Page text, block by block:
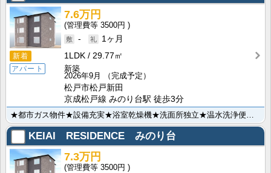
新着
アパート
7.6万円
3500円
-
1ヶ月
1LDK
29.77㎡
新築
2026年9月
（完成予定）
松戸市松戸新田
京成松戸線 みのり台駅 徒歩3分
KEIAI RESIDENCE みのり台
7.3万円
3500円